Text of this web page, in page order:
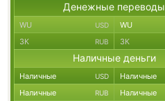
Денежные переводы
WU USD WU
ЗК RUB ЗК
Наличные деньги
Наличные USD Наличные
Наличные RUB Наличные